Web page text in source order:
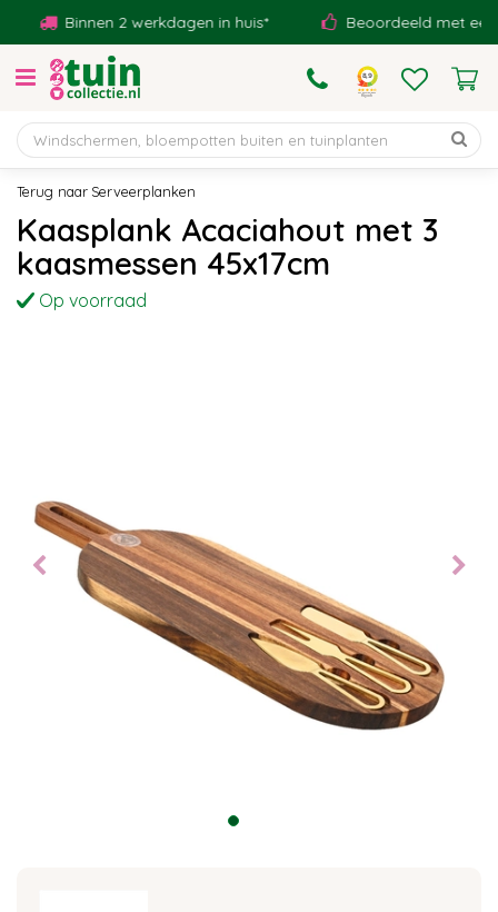
Serveerplanken
Binnen 2 werkdagen in huis* Beoordeeld met een 9,1!
Kaasplank Acaciahout met 3
kaasmessen 45x17cm
Op voorraad